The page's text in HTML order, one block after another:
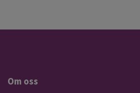
Om oss